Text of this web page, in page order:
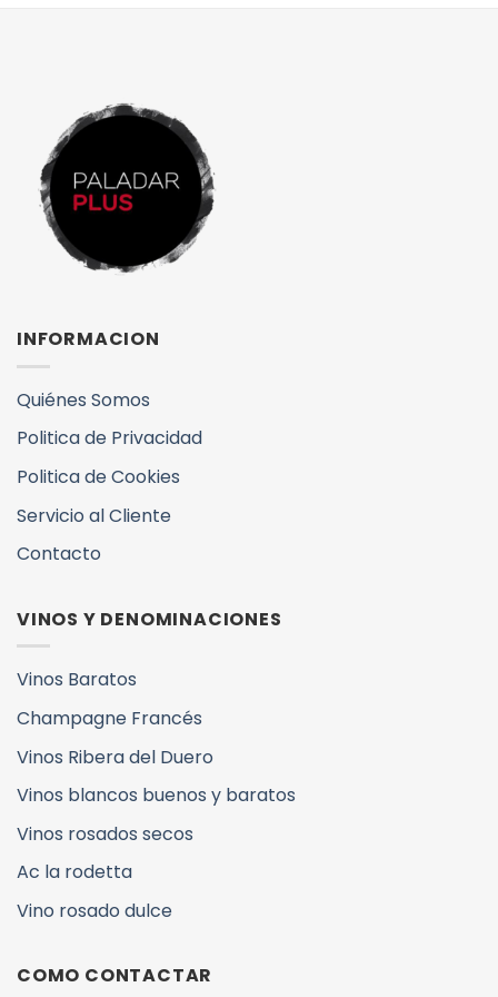
INFORMACION
Quiénes Somos
Politica de Privacidad
Politica de Cookies
Servicio al Cliente
Contacto
VINOS Y DENOMINACIONES
Vinos Baratos
Champagne Francés
Vinos Ribera del Duero
Vinos blancos buenos y baratos
Vinos rosados secos
Ac la rodetta
Vino rosado dulce
COMO CONTACTAR